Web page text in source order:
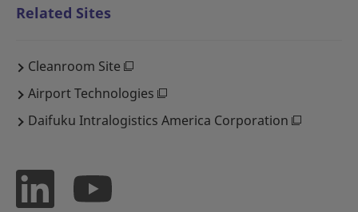
Related Sites
Cleanroom Site
Airport Technologies
Daifuku Intralogistics America Corporation